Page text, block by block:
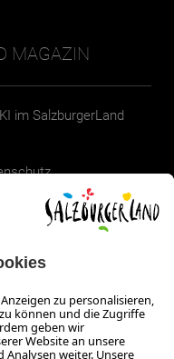
MAGAZIN
im SalzburgerLand
Magazin